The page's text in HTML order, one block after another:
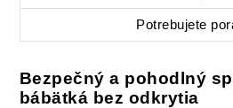
Potrebujete
Bezpečný a pohodlný
bábätká bez odkrytia